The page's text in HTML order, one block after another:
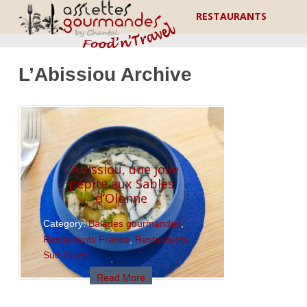
RESTAURANTS
L’Abissiou Archive
L’Abissiou, une jolie
pépite aux Sables
d’Olonne
Category:Balades gourmandes,
Restaurants France, Restaurants
Sud Ouest
Read More